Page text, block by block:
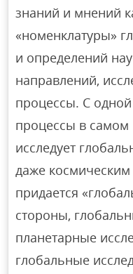
знаний и мнений
«номенклатуры»
и определений
направлений,
процессы. С
процессы в
исследует
даже космическим
придается
стороны,
планетарные
глобальные